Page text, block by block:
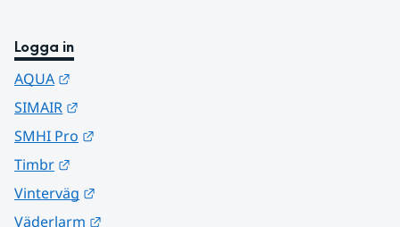
Logga in
AQUA
SIMAIR
SMHI Pro
Timbr
Vinterväg
Väderlarm